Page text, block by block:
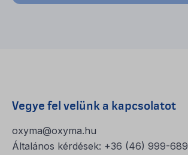
Vegye fel velünk a kapcsolatot
oxyma@oxyma.hu
Általános kérdések: +36 (46) 999-689